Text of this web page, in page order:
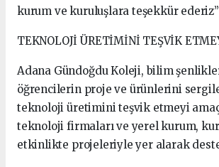
kurum ve kuruluşlara teşekkür
TEKNOLOJİ ÜRETİMİNİ TEŞVİK
Adana Gündoğdu Koleji, bilim
öğrencilerin proje ve ürünlerini
teknoloji üretimini teşvik etmeyi
teknoloji firmaları ve yerel kurum,
etkinlikte projeleriyle yer alarak